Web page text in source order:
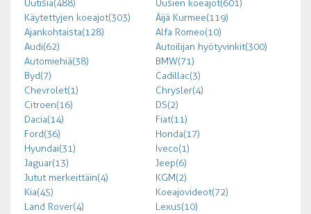
Uutisia (488)
Uusien koeajot (601)
Käytettyjen koeajot (303)
Äijä Kurmee (119)
Ajankohtaista (128)
Alfa Romeo (10)
Audi (62)
Autoilijan hyötyvinkit (300)
Automiehiä (38)
BMW (71)
Byd (7)
Cadillac (3)
Chevrolet (1)
Chrysler (4)
Citroen (16)
DS (2)
Dacia (14)
Fiat (11)
Ford (36)
Honda (17)
Hyundai (31)
Iveco (1)
Jaguar (13)
Jeep (6)
Jutut merkeittäin (4)
KGM (2)
Kia (45)
Koeajovideot (72)
Land Rover (4)
Lexus (10)